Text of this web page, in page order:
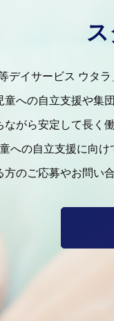
デイサービス ウタ
童への自立支援や集
がら安定して長く
への自立支援に向
方のご応募やお問い